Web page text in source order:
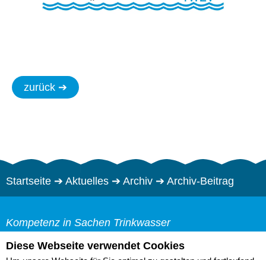
Diese Webseite verwendet Cookies
zurück ➔
Startseite ➔ Aktuelles ➔ Archiv ➔ Archiv-Beitrag
Kompetenz in Sachen Trinkwasser
Trinkwasserzweckverband "Pfeifholz"